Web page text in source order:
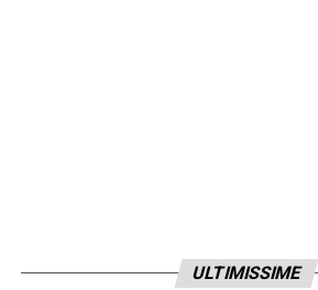
ULTIMISSIME